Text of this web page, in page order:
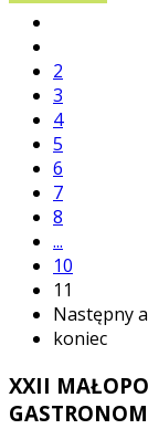
2
3
4
5
6
7
8
...
10
11
Następny
koniec
XXII